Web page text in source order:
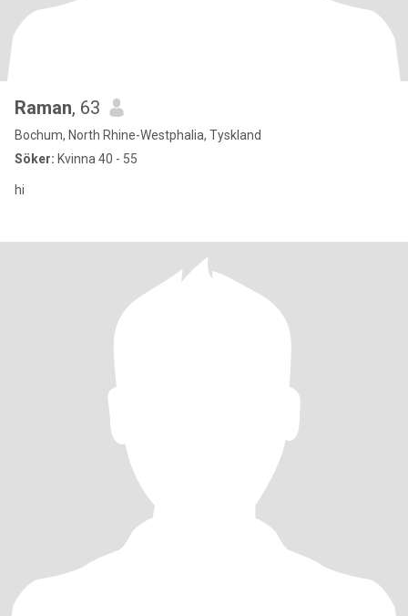
Raman, 63
Bochum, North Rhine-Westphalia, Tyskland
Söker: Kvinna 40 - 55
hi